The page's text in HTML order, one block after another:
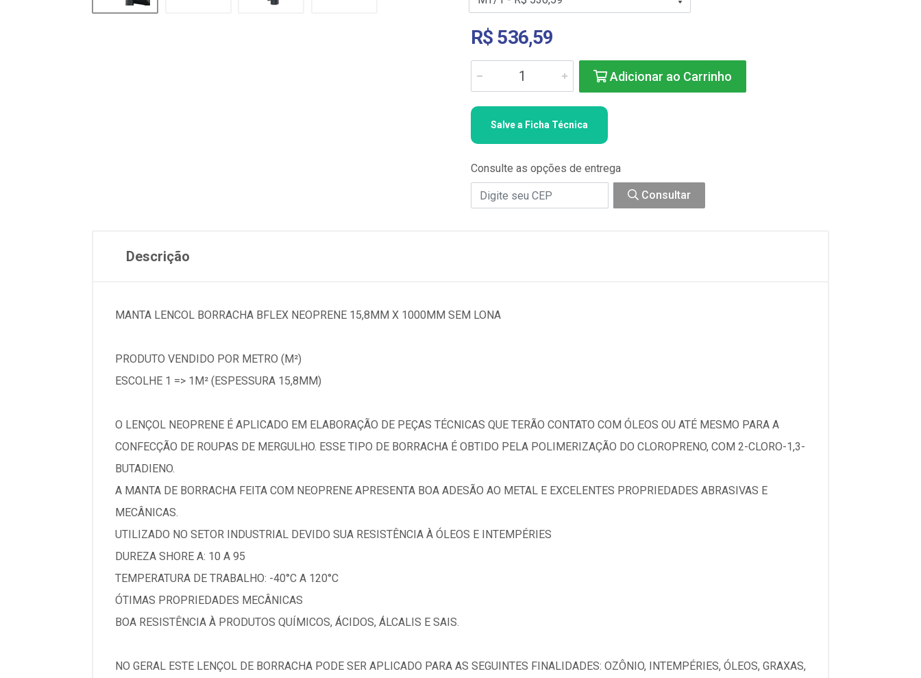
R$ 536,59
Adicionar ao Carrinho
Salve a Ficha Técnica
Consulte as opções de entrega
Consultar
Descrição
MANTA LENCOL BORRACHA BFLEX NEOPRENE 15,8MM X 1000MM SEM LONA
PRODUTO VENDIDO POR METRO (M²)
ESCOLHE 1 => 1M² (ESPESSURA 15,8MM)
O LENÇOL NEOPRENE É APLICADO EM ELABORAÇÃO DE PEÇAS TÉCNICAS QUE TERÃO CONTATO COM ÓLEOS OU ATÉ MESMO PARA A
CONFECÇÃO DE ROUPAS DE MERGULHO. ESSE TIPO DE BORRACHA É OBTIDO PELA POLIMERIZAÇÃO DO CLOROPRENO, COM 2-CLORO-1,3-
BUTADIENO.
A MANTA DE BORRACHA FEITA COM NEOPRENE APRESENTA BOA ADESÃO AO METAL E EXCELENTES PROPRIEDADES ABRASIVAS E
MECÂNICAS.
UTILIZADO NO SETOR INDUSTRIAL DEVIDO SUA RESISTÊNCIA À ÓLEOS E INTEMPÉRIES
DUREZA SHORE A: 10 A 95
TEMPERATURA DE TRABALHO: -40°C A 120°C
ÓTIMAS PROPRIEDADES MECÂNICAS
BOA RESISTÊNCIA À PRODUTOS QUÍMICOS, ÁCIDOS, ÁLCALIS E SAIS.
NO GERAL ESTE LENÇOL DE BORRACHA PODE SER APLICADO PARA AS SEGUINTES FINALIDADES: OZÔNIO, INTEMPÉRIES, ÓLEOS, GRAXAS,